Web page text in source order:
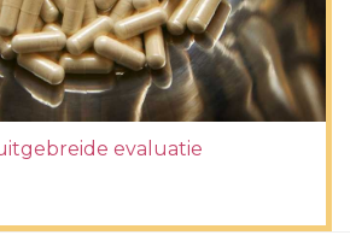
evaluatie